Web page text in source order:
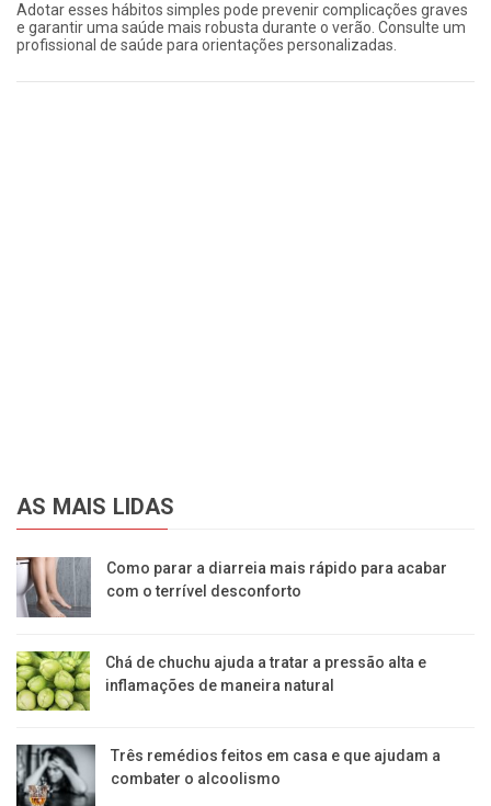
Adotar esses hábitos simples pode prevenir complicações graves
e garantir uma saúde mais robusta durante o verão. Consulte um
profissional de saúde para orientações personalizadas.
AS MAIS LIDAS
Como parar a diarreia mais rápido para acabar
com o terrível desconforto
Chá de chuchu ajuda a tratar a pressão alta e
inflamações de maneira natural
Três remédios feitos em casa e que ajudam a
combater o alcoolismo